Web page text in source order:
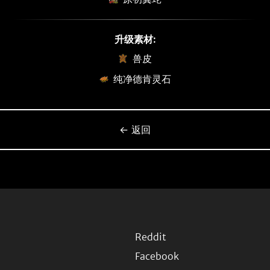
升级素材:
兽皮
纯净德肯灵石
← 返回
Reddit
Facebook